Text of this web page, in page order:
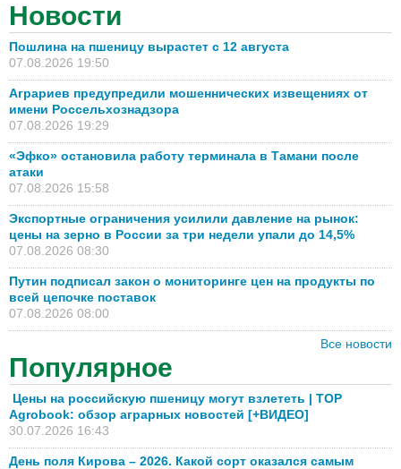
Новости
Пошлина на пшеницу вырастет с 12 августа
07.08.2026 19:50
Аграриев предупредили мошеннических извещениях от
имени Россельхознадзора
07.08.2026 19:29
«Эфко» остановила работу терминала в Тамани после
атаки
07.08.2026 15:58
Экспортные ограничения усилили давление на рынок:
цены на зерно в России за три недели упали до 14,5%
07.08.2026 08:30
Путин подписал закон о мониторинге цен на продукты по
всей цепочке поставок
07.08.2026 08:00
Все новости
Популярное
Цены на российскую пшеницу могут взлететь | TOP
Agrobook: обзор аграрных новостей [+ВИДЕО]
30.07.2026 16:43
День поля Кирова – 2026. Какой сорт оказался самым